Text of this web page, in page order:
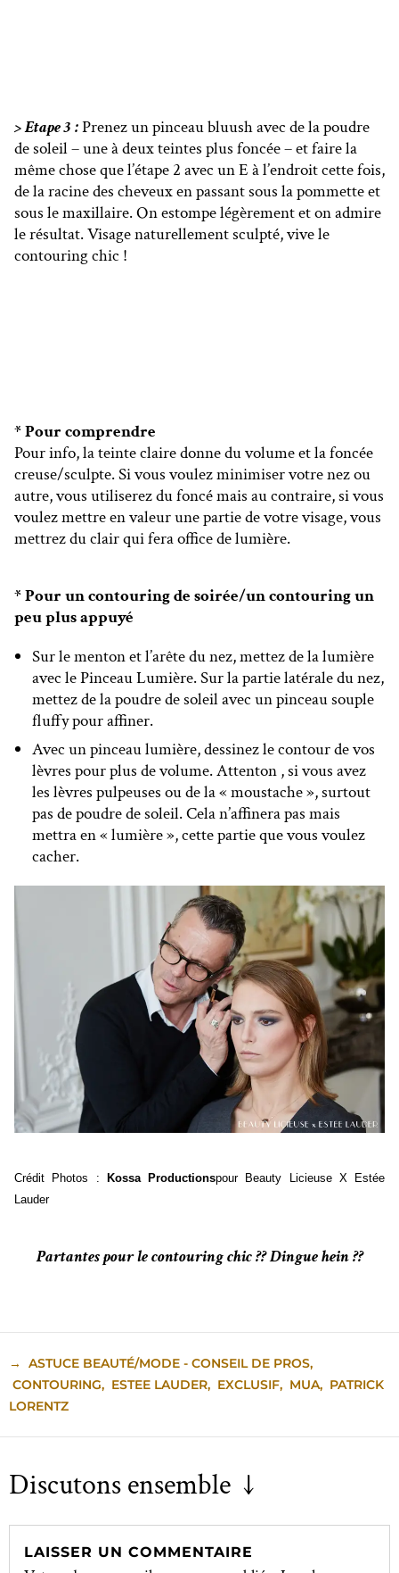
> Etape 3 :Prenez un pinceau bluush avec de la poudre
de soleil – une à deux teintes plus foncée – et faire la
même chose que l’étape 2 avec un E à l’endroit cette fois,
de la racine des cheveux en passant sous la pommette et
sous le maxillaire.On estompe légèrement et on admire
le résultat. Visage naturellement sculpté, vive le
contouring chic !
* Pour comprendre
Pour info, la teinte claire donne du volume et la foncée
creuse/sculpte. Si vous voulez minimiser votre nez ou
autre, vous utiliserez du foncé mais au contraire, si vous
voulez mettre en valeur une partie de votre visage, vous
mettrez du clair qui fera office de lumière.
* Pour un contouring de soirée/un contouring un
peu plus appuyé
Sur le menton et l’arête du nez, mettez de la lumière
avec le Pinceau Lumière. Sur la partie latérale du nez,
mettez de la poudre de soleil avec un pinceau souple
fluffy pour affiner.
Avec un pinceau lumière, dessinez le contour de vos
lèvres pour plus de volume. Attenton , si vous avez
les lèvres pulpeuses ou de la « moustache », surtout
pas de poudre de soleil. Cela n’affinera pas mais
mettra en « lumière », cette partie que vous voulez
cacher.
Crédit Photos : Kossa Productionspour Beauty Licieuse X Estée
Lauder
Partantes pour le contouring chic ?? Dingue hein ??
→ ASTUCE BEAUTÉ/MODE - CONSEIL DE PROS,
CONTOURING, ESTEE LAUDER, EXCLUSIF, MUA, PATRICK
LORENTZ
Discutons ensemble ↓
LAISSER UN COMMENTAIRE